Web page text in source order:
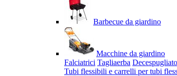
Barbecue da giardino
Macchine da giardino
Falciatrici Tagliaerba
Tubi flessibili e carrelli per tubi